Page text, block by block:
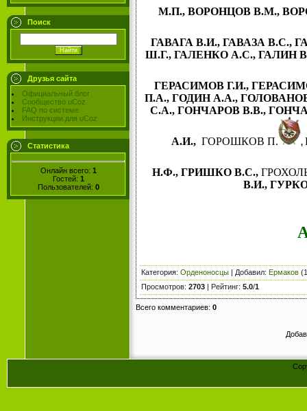
Поиск
Друзья сайта
Официальный блог
Сообщество uCoz
FAQ по системе
Инструкции для uCoz
Статистика
Онлайн всего: 1
Гостей: 1
Пользователей: 0
М.П., ВОРОНЦОВ В.М.,
ГАВАГА В.И., ГАВАЗА В.С.,
Ш.Г., ГАЛЕНКО А.С., ГАЛИН
ГЕРАСИМОВ Г.И.,
П.А., ГОДИН А.А.,
С.А., ГОНЧАРОВ В.В.,
А.И., ГОРОШКОВ П. ,
Н.Ф., ГРИШКО В.С.,
В.И.,
Категория: Орденоносцы | Добавил: Ермаков
Просмотров: 2703 | Рейтинг: 5.0/1
Всего комментариев: 0